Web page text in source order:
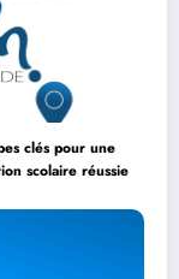
clés pour une
scolaire réussie